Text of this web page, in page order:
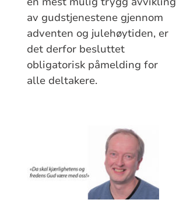
av gudstjenestene gjennom
adventen og julehøytiden, er
det derfor besluttet
obligatorisk påmelding for
alle deltakere.